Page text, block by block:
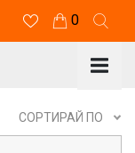
0
СОРТИРАЙ ПО